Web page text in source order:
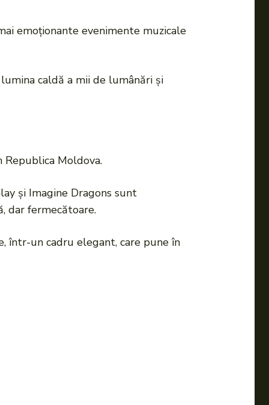
emoționante evenimente muzicale
caldă a mii de lumânări și
Republica Moldova.
și Imagine Dragons sunt
dar fermecătoare.
într-un cadru elegant, care pune în